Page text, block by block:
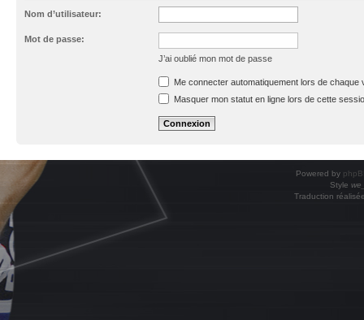
Nom d’utilisateur:
Mot de passe:
J’ai oublié mon mot de passe
Me connecter automatiquement lors de chaque
Masquer mon statut en ligne lors de cette
Powered by
Style
Traduction